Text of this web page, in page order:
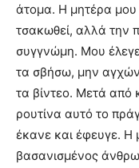
άτομα. Η μητέρα μου
τσακωθεί, αλλά την
συγγνώμη. Μου
τα σβήσω, μην
τα βίντεο. Μετά από
ρουτίνα αυτό το
έκανε και έφευγε. Η
βασανισμένος